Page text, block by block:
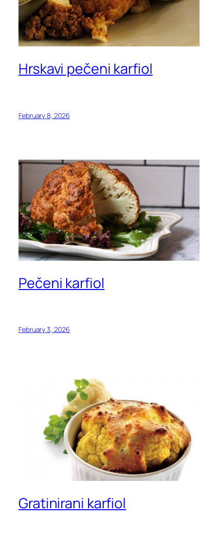
Hrskavi pečeni karfiol
February 8, 2026
Pečeni karfiol
February 3, 2026
Gratinirani karfiol